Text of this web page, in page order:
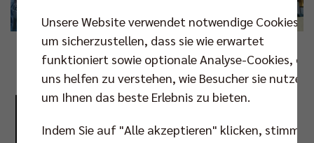
Fotos: Frank Ziegenrücker
D
iesen Tag werden die Damen des Berlin-
nicht vergessen. Im Rahmen des
Unsere Website verwendet notwendige Cookies,
um sicherzustellen, dass sie wie erwartet
funktioniert sowie optionale Analyse-Cookies, die
uns helfen zu verstehen, wie Besucher sie nutzen,
um Ihnen das beste Erlebnis zu bieten.
Indem Sie auf "Alle akzeptieren" klicken, stimmen